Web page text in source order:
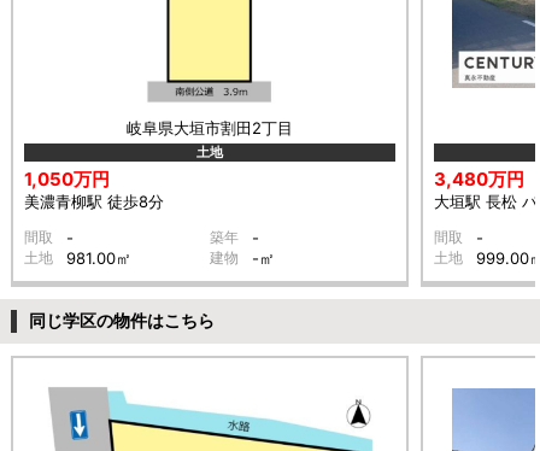
岐阜県大垣市割田2丁目
土地
1,050万円
美濃青柳駅 徒歩8分
間取 - 築年 -
土地 981.00㎡ 建物 -㎡
3,480万円
大垣駅 長松
間取 -
土地 999.00
同じ学区の物件はこちら